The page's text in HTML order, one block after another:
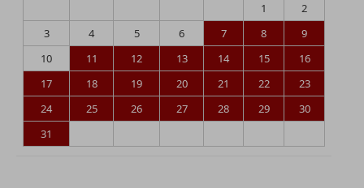
1
2
3
4 5 6 7 8
9
10
11 12 13 14 15
16
17
18 19 20 21 22
23
24
25 26 27 28 29
30
31